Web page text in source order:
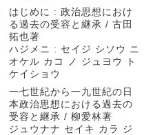
はじめに : 政治思想におけ
る過去の受容と継承 / 古田
拓也著
ハジメニ : セイジ シソウ ニ
オケル カコ ノ ジュヨウ ト
ケイショウ
一七世紀から一九世紀の日
本政治思想における過去の
受容と継承 / 柳愛林著
ジュウナナ セイキ カラ ジ